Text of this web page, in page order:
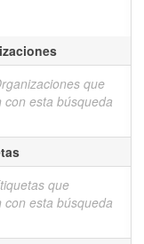
que
con esta búsqueda
que
con esta búsqueda